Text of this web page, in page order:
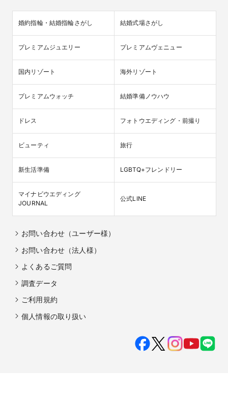
婚約指輪・結婚指輪さがし 結婚式場さがし
プレミアムジュエリー プレミアムヴェニュー
国内リゾート 海外リゾート
プレミアムウォッチ 結婚準備ノウハウ
ドレス フォトウエディング・前撮り
ビューティ 旅行
新生活準備 LGBTQ+フレンドリー
マイナビウエディング
JOURNAL
公式LINE
お問い合わせ（ユーザー様）
お問い合わせ（法人様）
よくあるご質問
調査データ
ご利用規約
個人情報の取り扱い